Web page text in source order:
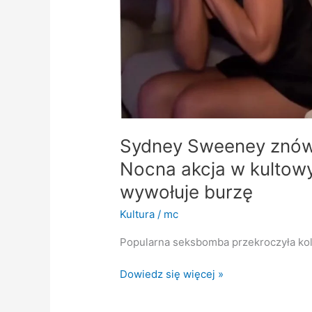
Sydney Sweeney
Nocna akcja w
wywołuje burzę
Kultura / mc
Popularna seksbomba przekroczyła
miejscu
wywołuje
burzę
Dowiedz się więcej »